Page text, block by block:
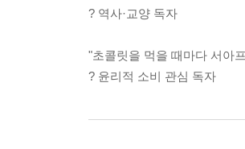
보스턴 티 파티 · 아편전쟁 ·
? 역사·교양 독자
"초콜릿을 먹을 때마다 서아
? 윤리적 소비 관심 독자